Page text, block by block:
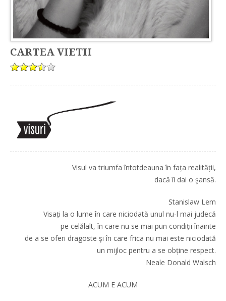
CARTEA VIETII
Visul va triumfa întotdeauna în fața realității,
dacă îi dai o şansă.
Stanislaw Lem
Visați la o lume în care niciodată unul nu-l mai judecă
pe celălalt, în care nu se mai pun condiții înainte
de a se oferi dragoste şi în care frica nu mai este niciodată
un mijloc pentru a se obține respect.
Neale Donald Walsch
ACUM E ACUM